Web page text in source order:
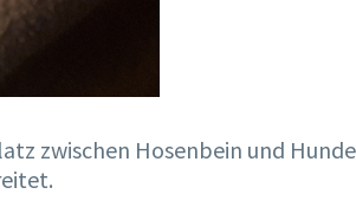
zwischen Hosenbein und